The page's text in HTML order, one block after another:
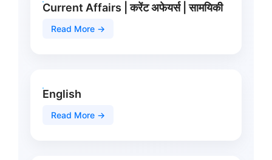
Current Affairs | करेंट अफेयर्स | सामयिकी
Read More →
English
Read More →